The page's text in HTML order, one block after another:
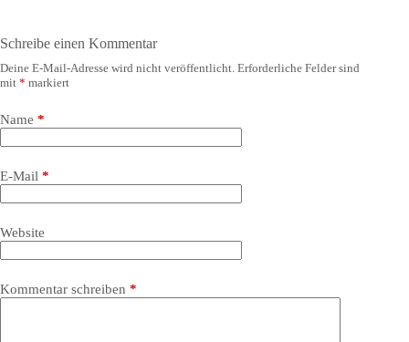
Schreibe einen Kommentar
Deine E-Mail-Adresse wird nicht veröffentlicht. Erforderliche Felder sind
mit * markiert
Name *
E-Mail *
Website
Kommentar schreiben *